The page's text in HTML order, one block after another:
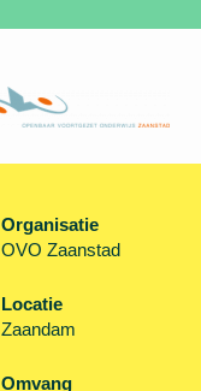
Organisatie
OVO Zaanstad
Locatie
Zaandam
Omvang